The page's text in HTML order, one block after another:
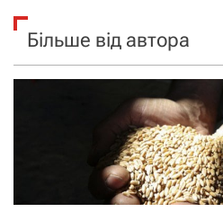
Більше від автора